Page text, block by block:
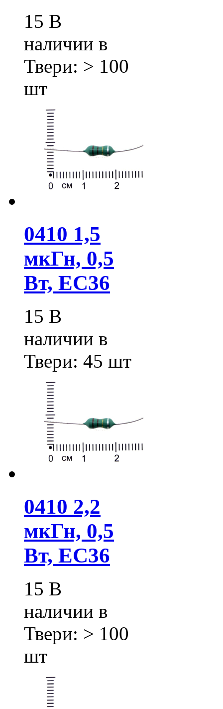
15 В
наличии в
Твери: > 100
шт
0410 1,5
мкГн, 0,5
Вт, EC36
15 В
наличии в
Твери: 45 шт
0410 2,2
мкГн, 0,5
Вт, EC36
15 В
наличии в
Твери: > 100
шт